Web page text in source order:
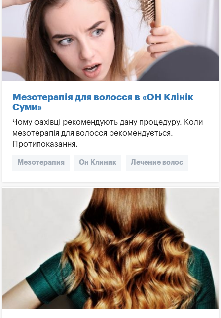
Мезотерапія для волосся в «ОН Клінік
Суми»
Чому фахівці рекомендують дану процедуру. Коли
мезотерапія для волосся рекомендується.
Протипоказання.
Мезотерапия Он Клиник Лечение волос
Укрепление волос Омоложение
Улучшение роста волос Биоактивные вещества